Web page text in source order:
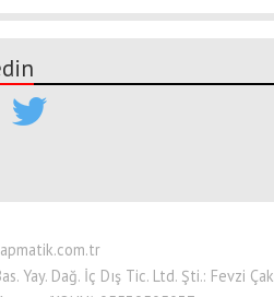
Yay. Dağ. İç Dış Tic. Ltd. Şti.: Fevzi